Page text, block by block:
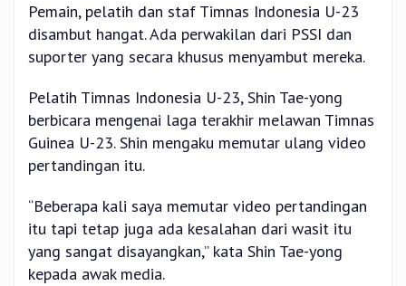
Pemain, pelatih dan staf Timnas Indonesia U-23
disambut hangat. Ada perwakilan dari PSSI dan
suporter yang secara khusus menyambut mereka.
Pelatih Timnas Indonesia U-23, Shin Tae-yong
berbicara mengenai laga terakhir melawan Timnas
Guinea U-23. Shin mengaku memutar ulang video
pertandingan itu.
“Beberapa kali saya memutar video pertandingan
itu tapi tetap juga ada kesalahan dari wasit itu
yang sangat disayangkan,” kata Shin Tae-yong
kepada awak media.